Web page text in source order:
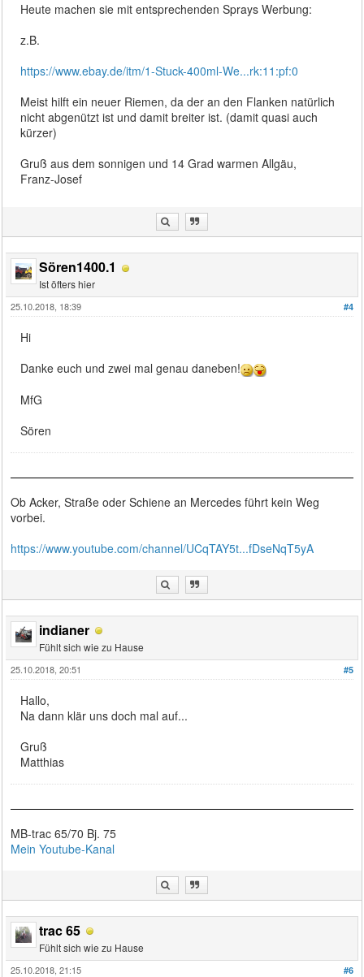
Heute machen sie mit entsprechenden Sprays Werbung:
z.B.
https://www.ebay.de/itm/1-Stuck-400ml-We...rk:11:pf:0
Meist hilft ein neuer Riemen, da der an den Flanken natürlich
nicht abgenützt ist und damit breiter ist. (damit quasi auch
kürzer)
Gruß aus dem sonnigen und 14 Grad warmen Allgäu,
Franz-Josef
Sören1400.1
Ist öfters hier
#4
25.10.2018, 18:39
Hi
Danke euch und zwei mal genau daneben!
MfG
Sören
Ob Acker, Straße oder Schiene an Mercedes führt kein Weg
vorbei.
https://www.youtube.com/channel/UCqTAY5t...fDseNqT5yA
indianer
Fühlt sich wie zu Hause
#5
25.10.2018, 20:51
Hallo,
Na dann klär uns doch mal auf...
Gruß
Matthias
MB-trac 65/70 Bj. 75
Mein Youtube-Kanal
trac 65
Fühlt sich wie zu Hause
#6
25.10.2018, 21:15